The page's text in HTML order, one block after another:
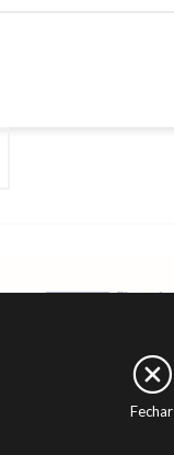
Fechar